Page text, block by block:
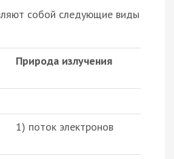
собой следующие виды
Природа излучения
1) поток электронов